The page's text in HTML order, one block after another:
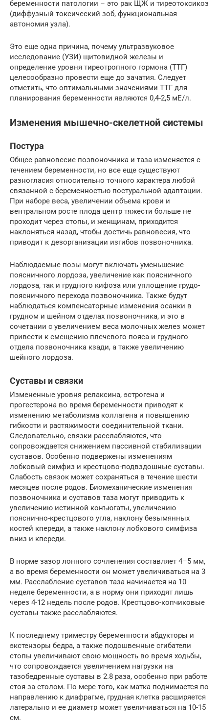
беременности патологии – это рак ЩЖ и тиреотоксикоз
(диффузный токсический зоб, функциональная
автономия узла).
Это еще одна причина, почему ультразвуковое
исследование (УЗИ) щитовидной железы и
определение уровня тиреотропного гормона (ТТГ)
целесообразно провести еще до зачатия. Следует
отметить, что оптимальными значениями ТТГ для
планирования беременности являются 0,4-2,5 мЕ/л.
Изменения мышечно-скелетной системы
Постура
Общее равновесие позвоночника и таза изменяется с
течением беременности, но все еще существуют
разногласия относительно точного характера любой
связанной с беременностью постуральной адаптации.
При наборе веса, увеличении объема крови и
вентральном росте плода центр тяжести больше не
проходит через стопы, и женщинам, приходится
наклоняться назад, чтобы достичь равновесия, что
приводит к дезорганизации изгибов позвоночника.
Наблюдаемые позы могут включать уменьшение
поясничного лордоза, увеличение как поясничного
лордоза, так и грудного кифоза или уплощение грудо-
поясничного перехода позвоночника. Также будут
наблюдаться компенсаторные изменения осанки в
грудном и шейном отделах позвоночника, и это в
сочетании с увеличением веса молочных желез может
привести к смещению плечевого пояса и грудного
отдела позвоночника кзади, а также увеличению
шейного лордоза.
Суставы и связки
Измененные уровня релаксина, эстрогена и
прогестерона во время беременности приводят к
изменению метаболизма коллагена и повышению
гибкости и растяжимости соединительной ткани.
Следовательно, связки расслабляются, что
сопровождается снижением пассивной стабилизации
суставов. Особенно подвержены изменениям
лобковый симфиз и крестцово-подвздошные суставы.
Слабость связок может сохраняться в течение шести
месяцев после родов. Биомеханические изменения
позвоночника и суставов таза могут приводить к
увеличению истинной конъюгаты, увеличению
пояснично-крестцового угла, наклону безымянных
костей кпереди, а также наклону лобкового симфиза
вниз и кпереди.
В норме зазор лонного сочленения составляет 4–5 мм,
а во время беременности он может увеличиваться на 3
мм. Расслабление суставов таза начинается на 10
неделе беременности, а в норму они приходят лишь
через 4-12 недель после родов. Крестцово-копчиковые
суставы также расслабляются.
К последнему триместру беременности абдукторы и
экстензоры бедра, а также подошвенные сгибатели
стопы увеличивают свою мощность во время ходьбы,
что сопровождается увеличением нагрузки на
тазобедренные суставы в 2.8 раза, особенно при работе
стоя за столом. По мере того, как матка поднимается по
направлению к диафрагме, грудная клетка расширяется
латерально и ее диаметр может увеличиваться на 10-15
см.